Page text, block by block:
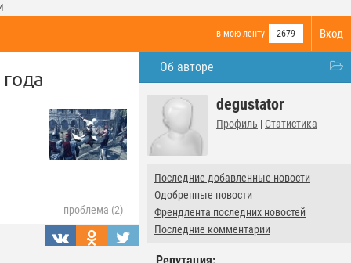
Вход
в мою ленту 2679
Об авторе
degustator
Профиль | Статистика
Последние добавленные новости
Одобренные новости
Френдлента последних новостей
Последние комментарии
проблема (2)